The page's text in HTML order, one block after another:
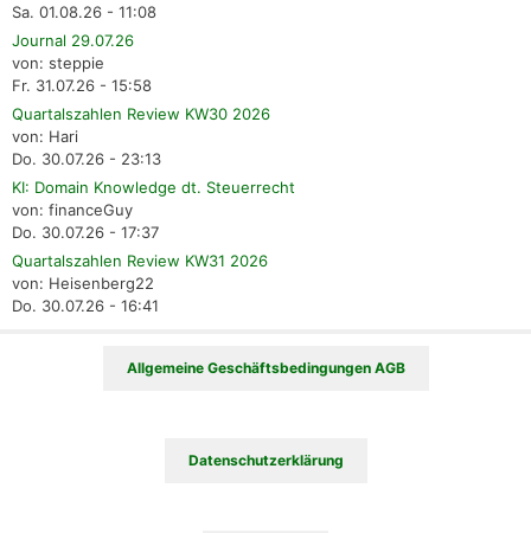
Sa. 01.08.26 - 11:08
Journal 29.07.26
von: steppie
Fr. 31.07.26 - 15:58
Quartalszahlen Review KW30 2026
von: Hari
Do. 30.07.26 - 23:13
KI: Domain Knowledge dt. Steuerrecht
von: financeGuy
Do. 30.07.26 - 17:37
Quartalszahlen Review KW31 2026
von: Heisenberg22
Do. 30.07.26 - 16:41
Allgemeine Geschäftsbedingungen AGB
Datenschutzerklärung